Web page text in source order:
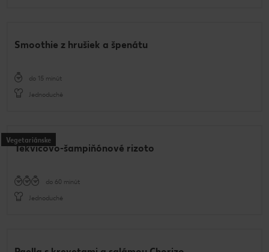
Smoothie z hrušiek a špenátu
do 15 minút
Jednoduché
Vegetariánske
Tekvicovo-šampiňónové rizoto
do 60 minút
Jednoduché